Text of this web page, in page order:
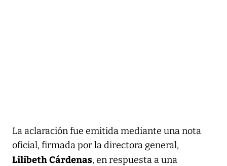
La aclaración fue emitida mediante una nota
oficial, firmada por la directora general,
Lilibeth Cárdenas, en respuesta a una